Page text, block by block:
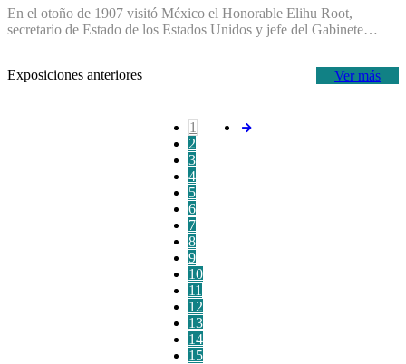
En el otoño de 1907 visitó México el Honorable Elihu Root,
secretario de Estado de los Estados Unidos y jefe del Gabinete…
Ver más
Exposiciones anteriores
1
2
3
4
5
6
7
8
9
10
11
12
13
14
15